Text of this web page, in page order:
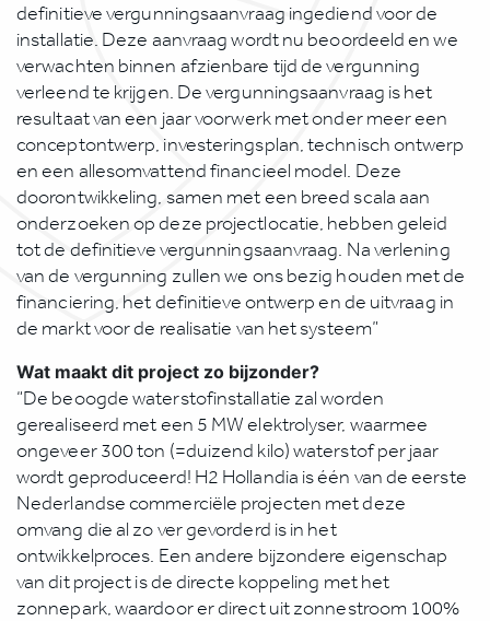
definitieve vergunningsaanvraag ingediend voor de
installatie. Deze aanvraag wordt nu beoordeeld en we
verwachten binnen afzienbare tijd de vergunning
verleend te krijgen. De vergunningsaanvraag is het
resultaat van een jaar voorwerk met onder meer een
conceptontwerp, investeringsplan, technisch ontwerp
en een allesomvattend financieel model. Deze
doorontwikkeling, samen met een breed scala aan
onderzoeken op deze projectlocatie, hebben geleid
tot de definitieve vergunningsaanvraag. Na verlening
van de vergunning zullen we ons bezig houden met de
financiering, het definitieve ontwerp en de uitvraag in
de markt voor de realisatie van het systeem”
Wat maakt dit project zo bijzonder?
“De beoogde waterstofinstallatie zal worden
gerealiseerd met een 5 MW elektrolyser, waarmee
ongeveer 300 ton (=duizend kilo) waterstof per jaar
wordt geproduceerd! H2 Hollandia is één van de eerste
Nederlandse commerciële projecten met deze
omvang die al zo ver gevorderd is in het
ontwikkelproces. Een andere bijzondere eigenschap
van dit project is de directe koppeling met het
zonnepark, waardoor er direct uit zonnestroom 100%